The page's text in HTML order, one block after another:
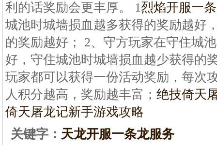
利的话奖励会更丰厚。 1烈焰开服一
城池时城墙损血越多获得的奖励越好
的奖励越好； 2、守方玩家在守住城
好，守住城池时城墙损血越少获得的
玩家都可以获得一份活动奖励，每次
人积分越高，奖励越丰富； 绝技倚天
倚天屠龙记新手游戏攻略
关键字： 天龙开服一条龙服务